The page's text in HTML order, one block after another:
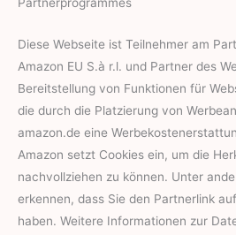
Partnerprogrammes
Diese Webseite ist Teilnehmer am
Amazon EU S.à r.l. und Partner des
Bereitstellung von Funktionen für
die durch die Platzierung von
amazon.de eine
Amazon setzt Cookies ein, um die
nachvollziehen zu können. Unter
erkennen, dass Sie den Partnerlink
haben. Weitere Informationen zur